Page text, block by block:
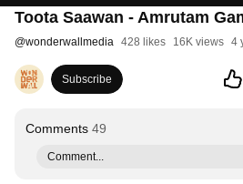
Toota Saawan - Amrutam
@wonderwallmedia 428 likes 16K views 4
Subscribe
Comments 49
Comment...